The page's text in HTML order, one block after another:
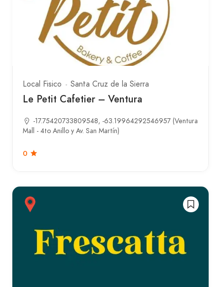
Local Fisico Santa Cruz de la Sierra
Le Petit Cafetier – Ventura
-17.75420733809548, -63.19964292546957 (Ventura
Mall - 4to Anillo y Av. San Martín)
0